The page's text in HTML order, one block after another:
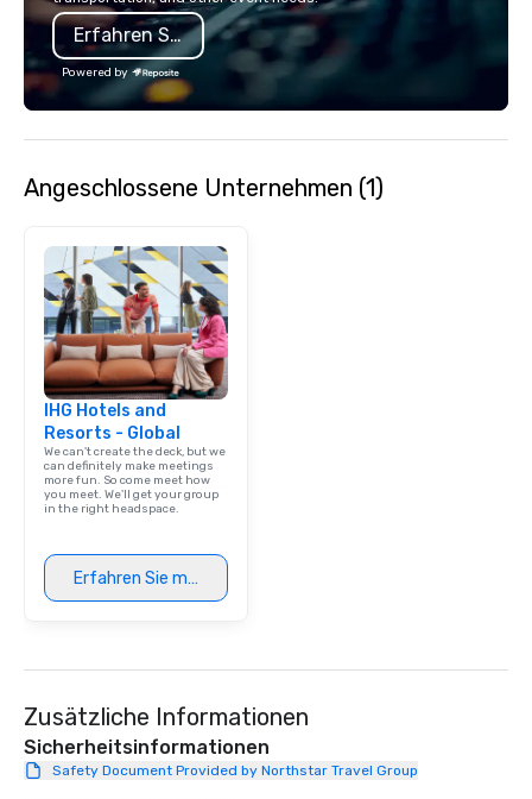
Erfahren Sie mehr
Powered by
Angeschlossene Unternehmen (1)
IHG Hotels and
Resorts - Global
We can't create the deck, but we
can definitely make meetings
more fun. So come meet how
you meet. We'll get your group
in the right headspace.
Erfahren Sie mehr
Zusätzliche Informationen
Sicherheitsinformationen
Safety Document Provided by Northstar Travel Group